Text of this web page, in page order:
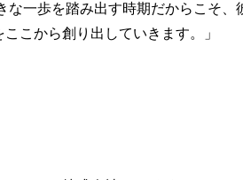
一歩を踏み出す時期だからこそ、
こから創り出していきます。」